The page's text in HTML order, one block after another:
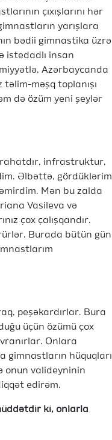
çıxışlarını hər
yarışlara
bədii gimnastika üzrə
istedadlı insan
Azərbaycanda
məşq toplanışı
də özüm yeni şeylər
rahatdır, infrastruktur,
Əlbəttə, gördüklərim
Mən bu zalda
Vasileva və
çox çalışqandır.
Burada bütün gün
peşəkardırlar. Bura
üçün özümü çox
Onlara
gimnastların hüquqları
onun valideyninin
edirəm.
ki, onlarla